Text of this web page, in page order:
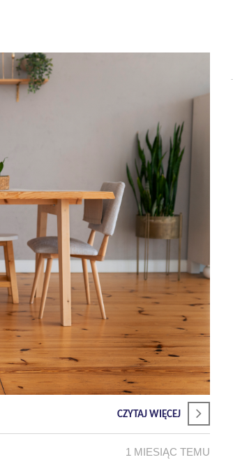
CZYTAJ WIĘCEJ
1 MIESIĄC TEMU